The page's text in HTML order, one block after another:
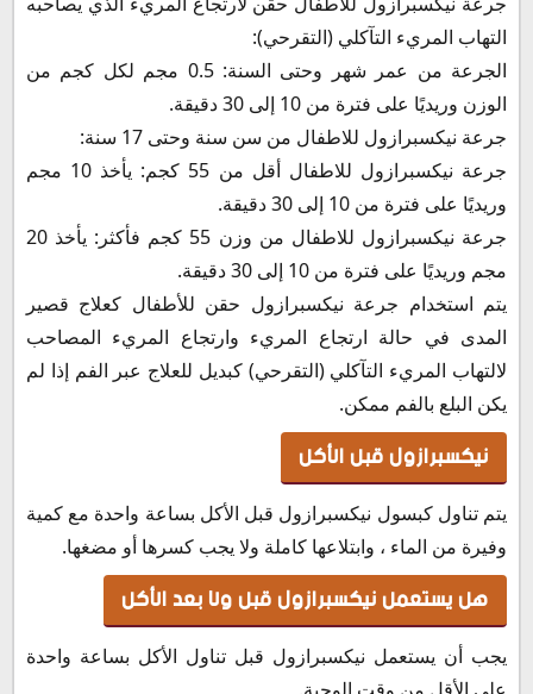
التهاب المريء التآكلي (التقرحي):
الجرعة من عمر شهر وحتى السنة: 0.5 مجم لكل كجم من
الوزن وريديًا على فترة من 10 إلى 30 دقيقة.
جرعة نيكسبرازول للاطفال من سن سنة وحتى 17 سنة:
جرعة نيكسبرازول للاطفال أقل من 55 كجم: يأخذ 10 مجم
وريديًا على فترة من 10 إلى 30 دقيقة.
جرعة نيكسبرازول للاطفال من وزن 55 كجم فأكثر: يأخذ 20
مجم وريديًا على فترة من 10 إلى 30 دقيقة.
يتم استخدام جرعة نيكسبرازول حقن للأطفال كعلاج قصير
المدى في حالة ارتجاع المريء وارتجاع المريء المصاحب
لالتهاب المريء التآكلي (التقرحي) كبديل للعلاج عبر الفم إذا لم
يكن البلع بالفم ممكن.
نيكسبرازول قبل الأكل
يتم تناول كبسول نيكسبرازول قبل الأكل بساعة واحدة مع كمية
وفيرة من الماء ، وابتلاعها كاملة ولا يجب كسرها أو مضغها.
هل يستعمل نيكسبرازول قبل ولا بعد الأكل
يجب أن يستعمل نيكسبرازول قبل تناول الأكل بساعة واحدة